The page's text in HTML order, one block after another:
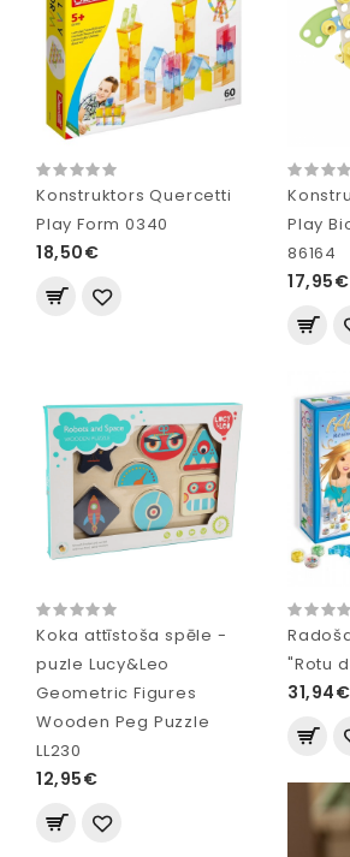
Konstruktors Quercetti
Play Form 0340
18,50€
Play
86164
17,95€
Koka attīstoša spēle -
puzle Lucy&Leo
Geometric Figures
Wooden Peg Puzzle
LL230
12,95€
"Rotu
31,94€